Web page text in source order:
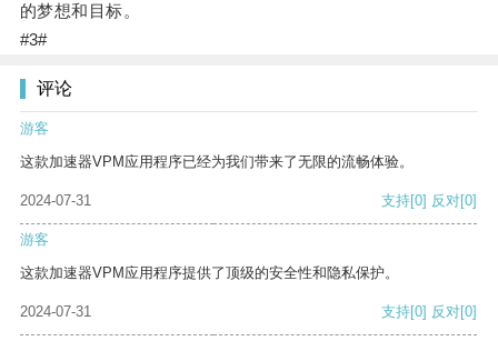
的梦想和目标。
#3#
评论
游客
这款加速器VPM应用程序已经为我们带来了无限的流畅体验。
2024-07-31 支持[0] 反对[0]
游客
这款加速器VPM应用程序提供了顶级的安全性和隐私保护。
2024-07-31 支持[0] 反对[0]